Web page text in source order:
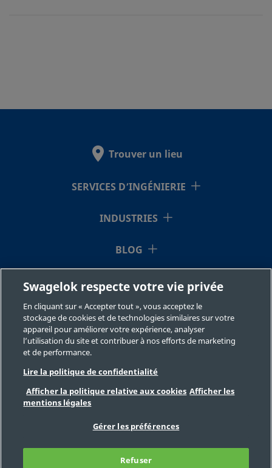
Trouver un lieu
SERVICES D’INGÉNIERIE
INDUSTRIES
BLOG
RESSOURCES
À NOTRE SUJET
©2026 Swagelok Company. Tous droits réservés.
Sélection des produits en toute sécurité
Carrières
Contact
FAQ
Préférences de cookies
Swagelok respecte votre vie privée
En cliquant sur « Accepter tout », vous acceptez le
stockage de cookies et de technologies similaires sur votre
appareil pour améliorer votre expérience, analyser
l’utilisation du site et contribuer à nos efforts de marketing
et de performance.
Lire la politique de confidentialité
Afficher la politique relative aux cookies Afficher les
mentions légales
Gérer les préférences
Refuser